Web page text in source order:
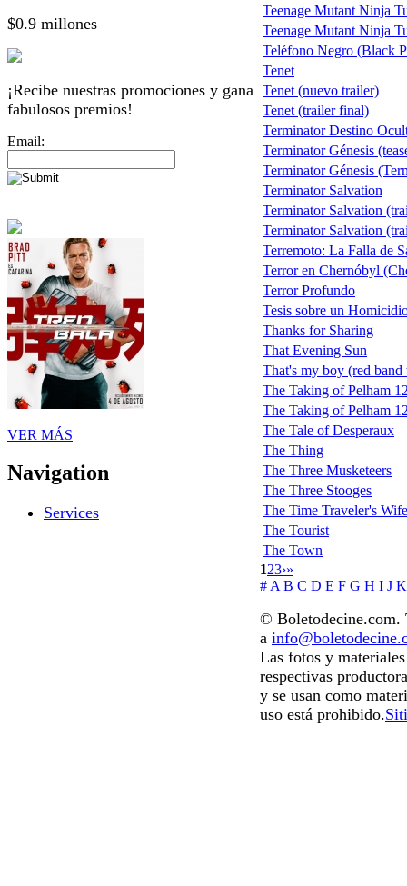
$0.9 millones
¡Recibe nuestras promociones y gana
fabulosos premios!
Email:
VER MÁS
Navigation
Services
Teenage Mutant Ninja
Teenage Mutant Ninja
Teléfono Negro (Black
Tenet
Tenet (nuevo trailer)
Tenet (trailer final)
Terminator Destino
Terminator Génesis
Terminator Génesis
Terminator Salvation
Terminator Salvation
Terminator Salvation
Terremoto: La Falla de
Terror en Chernóbyl
Terror Profundo
Tesis sobre un
Thanks for Sharing
That Evening Sun
That's my boy (red band
The Taking of Pelham
The Taking of Pelham
The Tale of Desperaux
The Thing
The Three Musketeers
The Three Stooges
The Time Traveler's Wife
The Tourist
The Town
123›»
# A B C D E F G H I J K
© Boletodecine.com.
a
Las fotos y
respectivas
y se usan como
uso está prohibido.